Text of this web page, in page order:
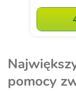
pomocy